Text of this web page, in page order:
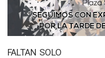
FALTAN SOLO